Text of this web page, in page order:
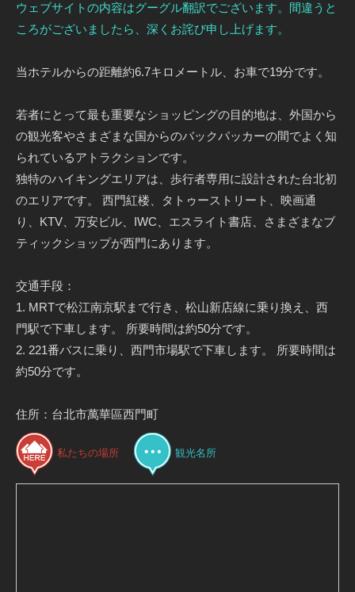
ウェブサイトの内容はグーグル翻訳でございます。間違うと
ころがございましたら、深くお詫び申し上げます。
当ホテルからの距離約6.7キロメートル、お車で19分です。
若者にとって最も重要なショッピングの目的地は、外国から
の観光客やさまざまな国からのバックパッカーの間でよく知
られているアトラクションです。
独特のハイキングエリアは、歩行者専用に設計された台北初
のエリアです。 西門紅楼、タトゥーストリート、映画通
り、KTV、万安ビル、IWC、エスライト書店、さまざまなブ
ティックショップが西門にあります。
交通手段：
1. MRTで松江南京駅まで行き、松山新店線に乗り換え、西
門駅で下車します。 所要時間は約50分です。
2. 221番バスに乗り、西門市場駅で下車します。 所要時間は
約50分です。
住所：台北市萬華區西門町
私たちの場所 観光名所